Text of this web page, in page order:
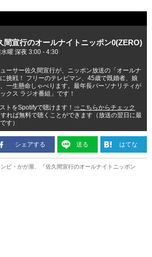
間宣行のオールナイトニッポン0(ZERO)
曜 深夜 3:00 - 4:30
ーサー佐久間宣行が、ニッポン放送の「オールナ
挑戦！ フリーのテレビマン、45歳で既婚者、娘
一生懸命しゃべります。最年長パーソナリティが
クス ラジオ番組」です！
トをSpotifyで聴けます！ ⇒こちらからチェック
れば無料で聴くことができます（放送の翌日に最
す）
シェアする 送る はてな
ビ・かが屋、『佐久間宣行のオールナイトニッポン